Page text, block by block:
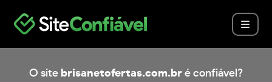
O site brisanetofertas.com.br é confiável?